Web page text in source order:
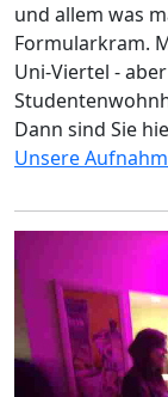
und allem was
Formularkram.
Uni-Viertel -
Dann sind Sie
Unsere